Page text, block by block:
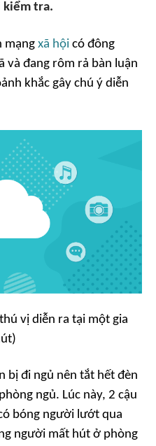
kiểm tra.
mạng xã hội có đông
và đang rôm rả bàn luận
khắc gây chú ý diễn
vị diễn ra tại một gia
bị đi ngủ nên tắt hết đèn
ngủ. Lúc này, 2 cậu
bóng người lướt qua
người mất hút ở phòng